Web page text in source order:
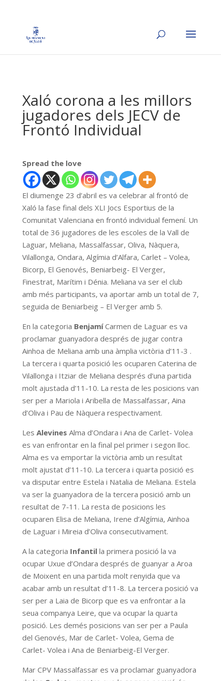
Xaló corona a les millors
jugadores dels JECV de
Frontó Individual
Spread the love
El diumenge 23 d’abril es va celebrar al frontó de
Xaló la fase final dels XLI Jocs Esportius de la
Comunitat Valenciana en frontó individual femení. Un
total de 36 jugadores de les escoles de la Vall de
Laguar, Meliana, Massalfassar, Oliva, Nàquera,
Vilallonga, Ondara, Algímia d’Alfara, Carlet – Volea,
Bicorp, El Genovés, Beniarbeig- El Verger,
Finestrat, Marítim i Dénia. Meliana va ser el club
amb més participants, va aportar amb un total de 7,
seguida de Beniarbeig – El Verger amb 5.
En la categoria BenjamíCarmen de Laguar es va
proclamar guanyadora després de jugar contra
Ainhoa de Meliana amb una àmplia victòria d’11-3 .
La tercera i quarta posició les ocuparen Caterina de
Vilallonga i Itziar de Meliana després d’una partida
molt ajustada d’11-10. La resta de les posicions van
ser per a Mariola i Aribella de Massalfassar, Aina
d’Oliva i Pau de Nàquera respectivament.
Les Alevines Alma d’Ondara i Ana de Carlet- Volea
es van enfrontar en la final pel primer i segon lloc.
Alma es va emportar la victòria amb un resultat
molt ajustat d’11-10. La tercera i quarta posició es
va disputar entre Estela i Natalia de Meliana. Estela
va ser la guanyadora de la tercera posició amb un
resultat de 7-11. La resta de posicions les
ocuparen Elisa de Meliana, Irene d’Algímia, Ainhoa
de Laguar i Mireia d’Oliva consecutivament.
A la categoria Infantil la primera posició la va
ocupar Uxue d’Ondara després de guanyar a Aroa
de Moixent en una partida molt renyida que va
acabar amb un resultat d’11-8. La tercera posició va
ser per a Laia de Bicorp que es va enfrontar a la
seua companya Leire, que va ocupar la quarta
posició. Les demés posicions van ser per a Paula
del Genovés, Mar de Carlet- Volea, Gema de
Carlet- Volea i Ana de Beniarbeig-El Verger.
Mar CPV Massalfassar es va proclamar guanyadora